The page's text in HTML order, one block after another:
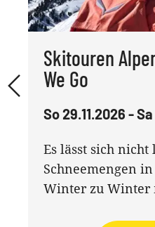
Skitouren
We Go
So 29.11.2026 -
Es lässt sich nicht
Schneemengen
Winter zu Winter